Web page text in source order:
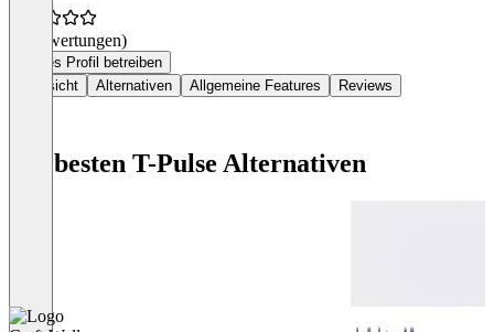
(0 Bewertungen)
Dieses Profil betreiben
Übersicht
Alternativen Allgemeine Features Reviews
Die besten T-Pulse Alternativen